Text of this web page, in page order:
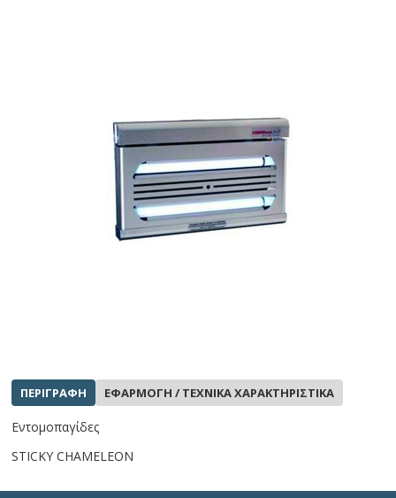
ΠΕΡΙΓΡΑΦΗ ΕΦΑΡΜΟΓΗ / ΤΕΧΝΙΚΑ ΧΑΡΑΚΤΗΡΙΣΤΙΚΑ
Εντομοπαγίδες
STICKY CHAMELEON